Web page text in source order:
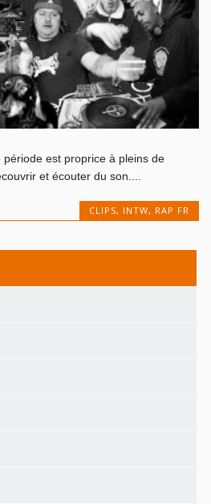
est proprice à pleins de
et écouter du son....
CLIPS, INTW, RAP FR